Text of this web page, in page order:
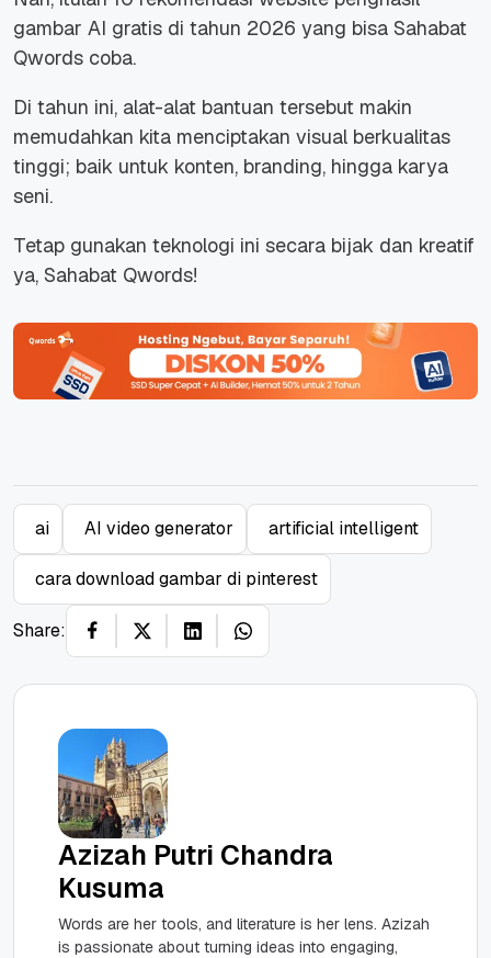
gambar AI gratis di tahun 2026 yang bisa Sahabat
Qwords coba.
Di tahun ini, alat-alat bantuan tersebut makin
memudahkan kita menciptakan visual berkualitas
tinggi; baik untuk konten, branding, hingga karya
seni.
Tetap gunakan teknologi ini secara bijak dan kreatif
ya, Sahabat Qwords!
ai AI video generator artificial intelligent
cara download gambar di pinterest
Share:
Azizah Putri Chandra
Kusuma
Words are her tools, and literature is her lens. Azizah
is passionate about turning ideas into engaging,